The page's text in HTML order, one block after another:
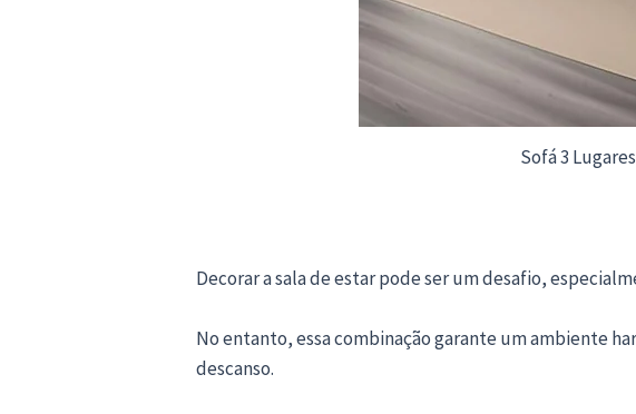
Sofá 3
Decorar a sala de estar pode ser um desafio,
No entanto, essa combinação garante um ambiente
descanso.